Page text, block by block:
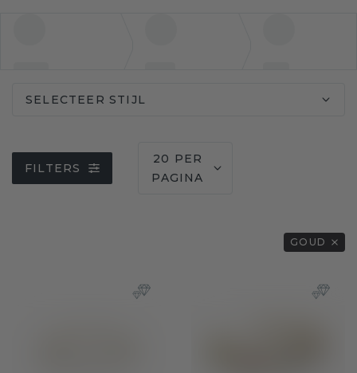
SELECTEER STIJL
FILTERS
20 PER
PAGINA
GOUD